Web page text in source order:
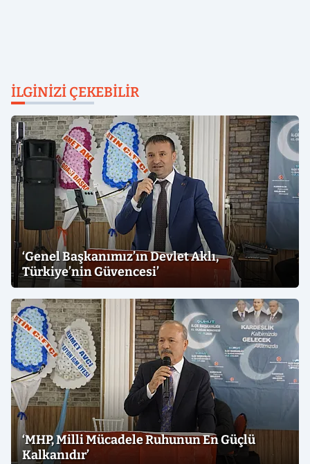
İLGINIZI ÇEKEBILIR
‘Genel Başkanımız’ın Devlet Aklı,
Türkiye’nin Güvencesi’
‘MHP, Milli Mücadele Ruhunun En Güçlü
Kalkanıdır’